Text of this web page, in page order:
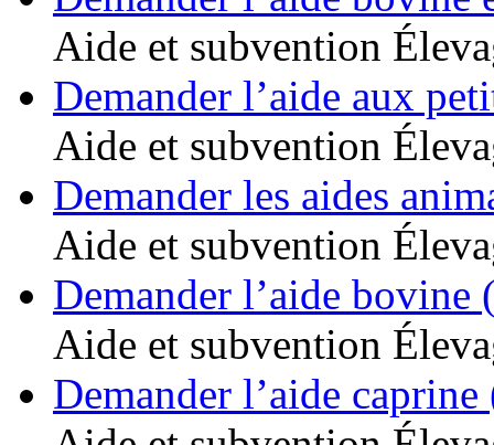
Aide et subvention
Demander l’aide aux
Aide et subvention
Demander les aides
Aide et subvention
Demander l’aide bovine
Aide et subvention
Demander l’aide